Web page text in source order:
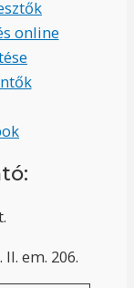
online
em. 206.